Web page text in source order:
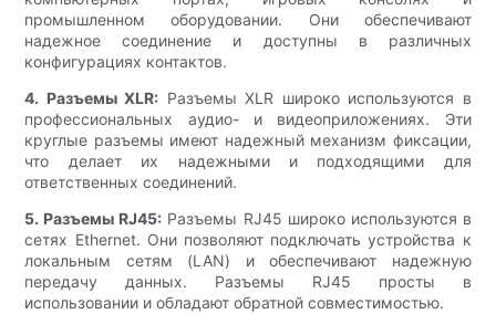
промышленном оборудовании. Они обеспечивают
надежное соединение и доступны в различных
конфигурациях контактов.
4. Разъемы XLR: Разъемы XLR широко используются в
профессиональных аудио- и видеоприложениях. Эти
круглые разъемы имеют надежный механизм фиксации,
что делает их надежными и подходящими для
ответственных соединений.
5. Разъемы RJ45: Разъемы RJ45 широко используются в
сетях Ethernet. Они позволяют подключать устройства к
локальным сетям (LAN) и обеспечивают надежную
передачу данных. Разъемы RJ45 просты в
использовании и обладают обратной совместимостью.